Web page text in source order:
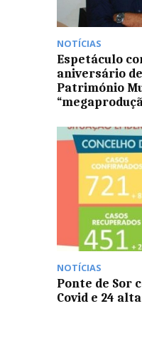
NOTÍCIAS
Espetáculo
aniversário
Património
NOTÍCIAS
Ponte de Sor
Covid e 24